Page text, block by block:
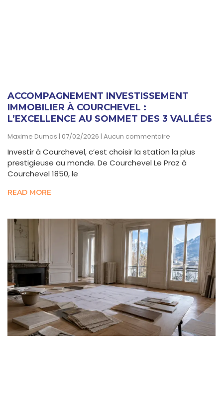
ACCOMPAGNEMENT INVESTISSEMENT
IMMOBILIER À COURCHEVEL :
L’EXCELLENCE AU SOMMET DES 3 VALLÉES
Maxime Dumas 07/02/2026 Aucun commentaire
Investir à Courchevel, c’est choisir la station la plus
prestigieuse au monde. De Courchevel Le Praz à
Courchevel 1850, le
READ MORE